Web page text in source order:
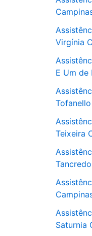
Virgínia
E Um de
Teixeira
Saturnia